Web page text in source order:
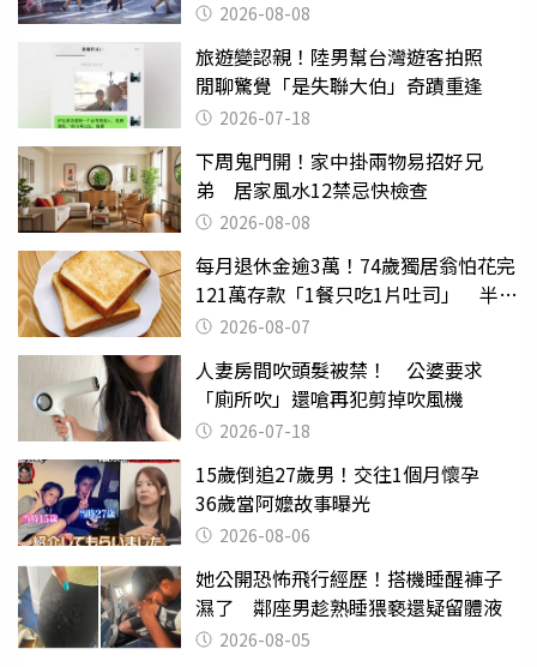
2026-08-08
旅遊變認親！陸男幫台灣遊客拍照
閒聊驚覺「是失聯大伯」奇蹟重逢
2026-07-18
下周鬼門開！家中掛兩物易招好兄
弟 居家風水12禁忌快檢查
2026-08-08
每月退休金逾3萬！74歲獨居翁怕花完
121萬存款「1餐只吃1片吐司」 半年
後暴瘦嚇壞女兒
2026-08-07
人妻房間吹頭髮被禁！ 公婆要求
「廁所吹」還嗆再犯剪掉吹風機
2026-07-18
15歲倒追27歲男！交往1個月懷孕
36歲當阿嬤故事曝光
2026-08-06
她公開恐怖飛行經歷！搭機睡醒褲子
濕了 鄰座男趁熟睡猥褻還疑留體液
2026-08-05